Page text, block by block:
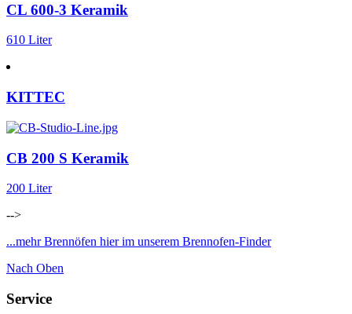
CL 600-3 Keramik
610 Liter
KITTEC
CB 200 S Keramik
200 Liter
-->
...mehr Brennöfen hier im unserem Brennofen-Finder
Nach Oben
Service